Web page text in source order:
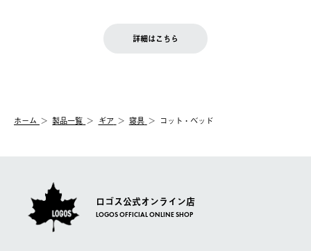
【配送業者】
佐川急便にて配送されます。
お客様都合の返品にかかる送料は、お客様ご負担とさせていただ
一度お手元の商品を返品いただき、ご希望商品を再注文してくだ
LOGOS FAMILY会員の方は、会員マイページ内 購入履歴画面に
詳細はこちら
ホーム 製品一覧 ギア 寝具 コット・ベッド
ロゴス公式オンライン店
LOGOS OFFICIAL ONLINE SHOP